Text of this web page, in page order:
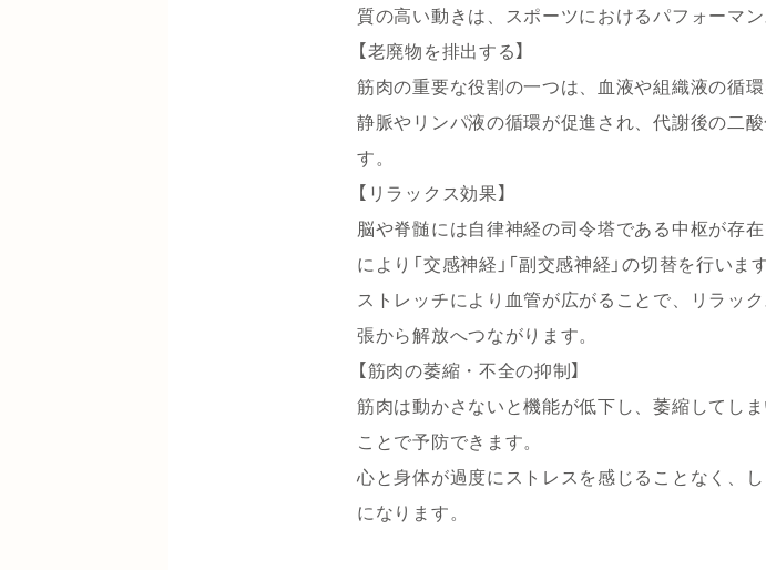
質の高い動きは、スポーツにおけるパフォーマン
【老廃物を排出する】
筋肉の重要な役割の一つは、血液や組織液の循
静脈やリンパ液の循環が促進され、代謝後の二
す。
【リラックス効果】
脳や脊髄には自律神経の司令塔である中枢が存
により「交感神経」「副交感神経」の切替を行います
ストレッチにより血管が広がることで、リラッ
張から解放へつながります。
【筋肉の萎縮・不全の抑制】
筋肉は動かさないと機能が低下し、萎縮してし
ことで予防できます。
心と身体が過度にストレスを感じることなく、
になります。